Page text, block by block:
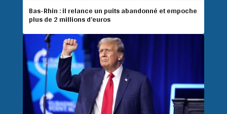
Bas-Rhin : il relance un puits abandonné et empoche
plus de 2 millions d’euros